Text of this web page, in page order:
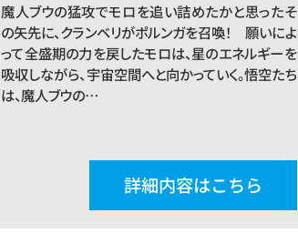
魔人ブウの猛攻でモロを追い詰めたかと思ったそ
の矢先に、クランベリがポルンガを召喚！ 願いによ
って全盛期の力を戻したモロは、星のエネルギーを
吸収しながら、宇宙空間へと向かっていく。悟空たち
は、魔人ブウの…
詳細内容はこちら